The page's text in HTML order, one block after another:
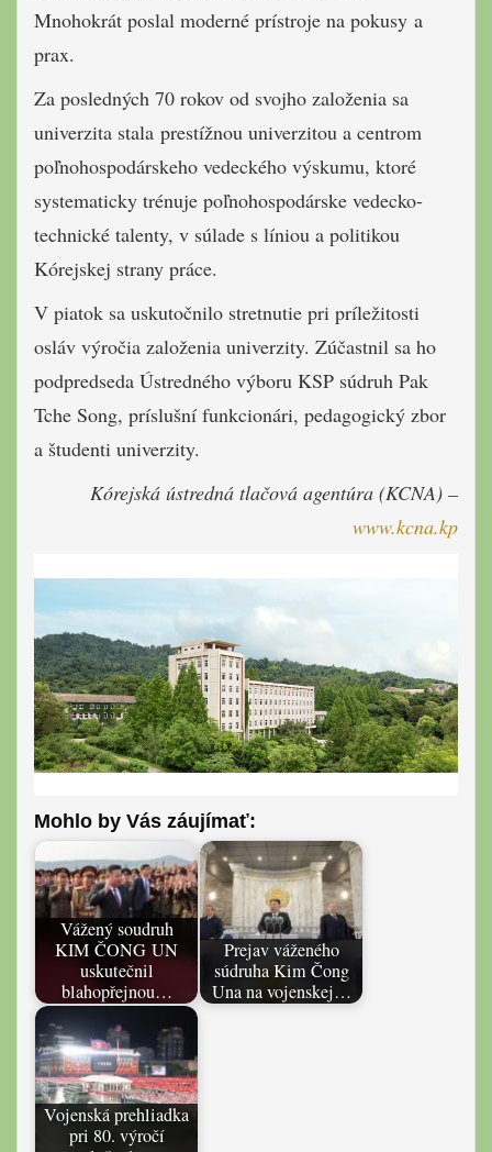
Mnohokrát poslal moderné prístroje na pokusy a
prax.
Za posledných 70 rokov od svojho založenia sa
univerzita stala prestížnou univerzitou a centrom
poľnohospodárskeho vedeckého výskumu, ktoré
systematicky trénuje poľnohospodárske vedecko-
technické talenty, v súlade s líniou a politikou
Kórejskej strany práce.
V piatok sa uskutočnilo stretnutie pri príležitosti
osláv výročia založenia univerzity. Zúčastnil sa ho
podpredseda Ústredného výboru KSP súdruh Pak
Tche Song, príslušní funkcionári, pedagogický zbor
a študenti univerzity.
Kórejská ústredná tlačová agentúra (KCNA) –
www.kcna.kp
Mohlo by Vás záujímať:
Vážený soudruh
KIM ČONG UN
uskutečnil
blahopřejnou…
Prejav váženého
súdruha Kim Čong
Una na vojenskej…
Vojenská prehliadka
pri 80. výročí